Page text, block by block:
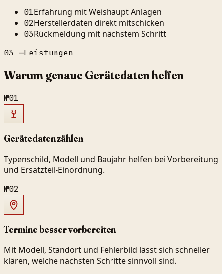
01Erfahrung mit Weishaupt Anlagen
02Herstellerdaten direkt mitschicken
03Rückmeldung mit nächstem Schritt
03 —Leistungen
Warum genaue Gerätedaten helfen
№01
Gerätedaten zählen
Typenschild, Modell und Baujahr helfen bei Vorbereitung
und Ersatzteil-Einordnung.
№02
Termine besser vorbereiten
Mit Modell, Standort und Fehlerbild lässt sich schneller
klären, welche nächsten Schritte sinnvoll sind.